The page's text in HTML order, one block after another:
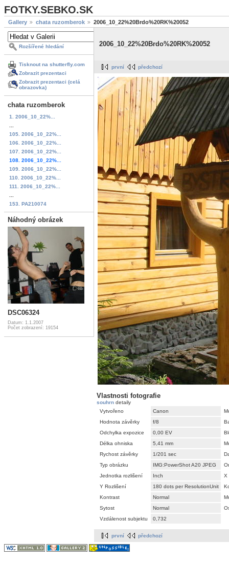
FOTKY.SEBKO.SK
Gallery chata ruzomberok 2006_10_22%20Brdo%20RK%20052
Rozšířené hledání
Tisknout na shutterfly.com
Zobrazit prezentaci
Zobrazit prezentaci (celá
obrazovka)
chata ruzomberok
1. 2006_10_22%...
105. 2006_10_22%...
106. 2006_10_22%...
107. 2006_10_22%...
108. 2006_10_22%...
109. 2006_10_22%...
110. 2006_10_22%...
111. 2006_10_22%...
153. PA210074
Náhodný obrázek
DSC06324
Datum: 1.1.2007
Počet zobrazení: 19154
2006_10_22%20Brdo%20RK%20052
první předchozí
Vlastnosti fotografie
souhrn detaily
Vytvořeno
Canon
Hodnota závěrky
f/8
Odchylka expozice
0,00 EV
Délka ohniska
5,41 mm
Rychost závěrky
1/201 sec
Typ obrázku
IMG:PowerShot A20 JPEG
Jednotka rozlišení
Inch
X
Y Rozlišení
180 dots per ResolutionUnit
Kontrast
Normal
Sytost
Normal
Vzdálenost subjektu
0,732
první předchozí